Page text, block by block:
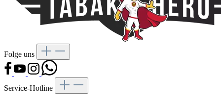
Folge uns
Service-Hotline